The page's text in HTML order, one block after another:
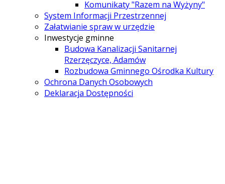
Komunikaty "Razem na Wyżyny"
System Informacji Przestrzennej
Załatwianie spraw w urzędzie
Inwestycje gminne
Budowa Kanalizacji Sanitarnej
Rzerzęczyce, Adamów
Rozbudowa Gminnego Ośrodka Kultury
Ochrona Danych Osobowych
Deklaracja Dostępności